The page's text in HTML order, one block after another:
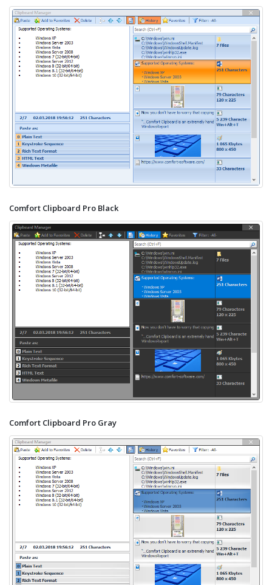
Comfort Clipboard Pro Black
Comfort Clipboard Pro Gray